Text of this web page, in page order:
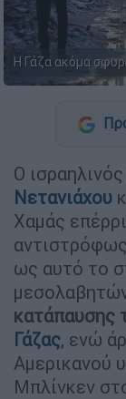
Η Γάζα ακόμα
Ο
Νετανιάχου
Χαμάς
ως αυτό το
κατάπαυσης
Γάζας, ενώ
Αμερικανού
Μπλίνκεν